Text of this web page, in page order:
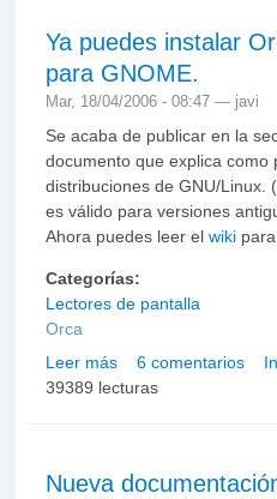
Ya puedes instalar
para GNOME.
Mar, 18/04/2006 - 08:47 — javi
Se acaba de publicar en la
documento que explica
distribuciones de GNU/Linux.
es válido para versiones
Ahora puedes leer el wiki
Categorías:
Lectores de pantalla
Orca
Leer más sobre Ya puedes
6 comentarios
39389 lecturas
Nueva